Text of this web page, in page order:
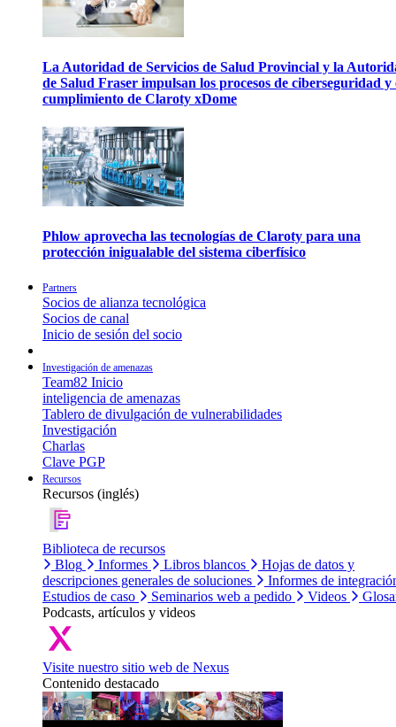
La Autoridad de Servicios de Salud Provincial y la
de Salud Fraser impulsan los procesos de ciberseguridad y
cumplimiento de Claroty xDome
Phlow aprovecha las tecnologías de Claroty para una
protección inigualable del sistema ciberfísico
Partners
Socios de alianza tecnológica
Socios de canal
Inicio de sesión del socio
Investigación de amenazas
Team82 Inicio
inteligencia de amenazas
Tablero de divulgación de vulnerabilidades
Investigación
Charlas
Clave PGP
Recursos
Recursos (inglés)
Biblioteca de recursos
Blog
Informes Libros blancos
Hojas de datos y
descripciones generales de soluciones
Informes de
Estudios de caso
Seminarios web a pedido Videos
Podcasts, artículos y videos
Visite nuestro sitio web de Nexus
Contenido destacado